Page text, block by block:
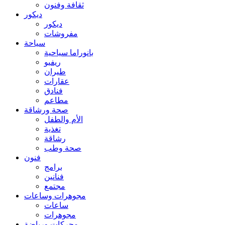
ثقافة وفنون
ديكور
ديكور
مفروشات
سياحة
بانوراما سياحية
ريفيو
طيران
عقارات
فنادق
مطاعم
صحة ورشاقة
الأم والطفل
تغذية
رشاقة
صحة وطب
فنون
برامج
فنانين
مجتمع
مجوهرات وساعات
ساعات
مجوهرات